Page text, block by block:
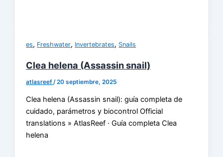
es, Freshwater, Invertebrates, Snails
Clea helena (Assassin snail)
atlasreef /20 septiembre, 2025
Clea helena (Assassin snail): guía completa de
cuidado, parámetros y biocontrol Official
translations » AtlasReef · Guía completa Clea
helena